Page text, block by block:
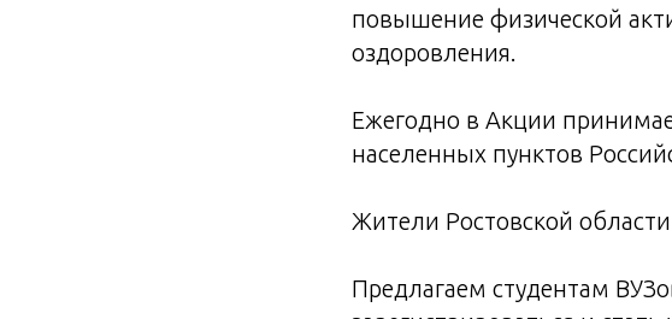
повышение физической
оздоровления.
Ежегодно в Акции
населенных пунктов
Жители Ростовской
Предлагаем студентам